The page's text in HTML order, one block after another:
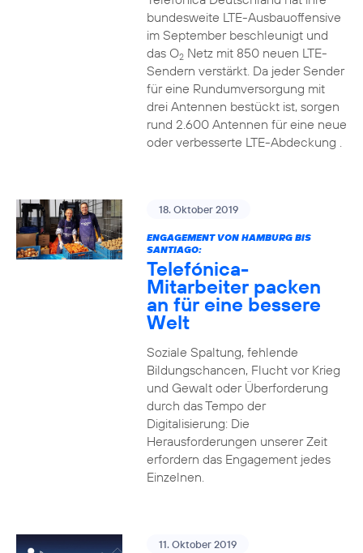
bundesweite LTE-Ausbauoffensive
im September beschleunigt und
das O2Netz mit 850 neuen LTE-
Sendern verstärkt. Da jeder Sender
für eine Rundumversorgung mit
drei Antennen bestückt ist, sorgen
rund 2.600 Antennen für eine neue
oder verbesserte LTE-Abdeckung .
18. Oktober 2019
ENGAGEMENT VON HAMBURG BIS
SANTIAGO:
Telefónica-
Mitarbeiter packen
an für eine bessere
Welt
Soziale Spaltung, fehlende
Bildungschancen, Flucht vor Krieg
und Gewalt oder Überforderung
durch das Tempo der
Digitalisierung: Die
Herausforderungen unserer Zeit
erfordern das Engagement jedes
Einzelnen.
11. Oktober 2019